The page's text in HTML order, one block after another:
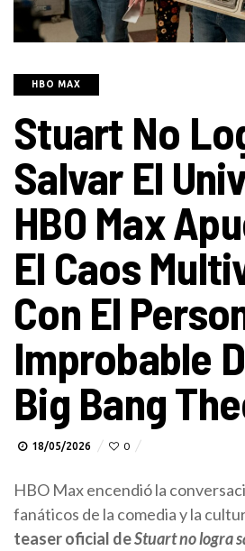
HBO MAX
Stuart No
Salvar El
HBO Max
El Caos
Con El
Improbable
Big Bang
18/05/2026 0
HBO Max encendió la
fanáticos de la comedia y la
teaser oficial deStuart no logra